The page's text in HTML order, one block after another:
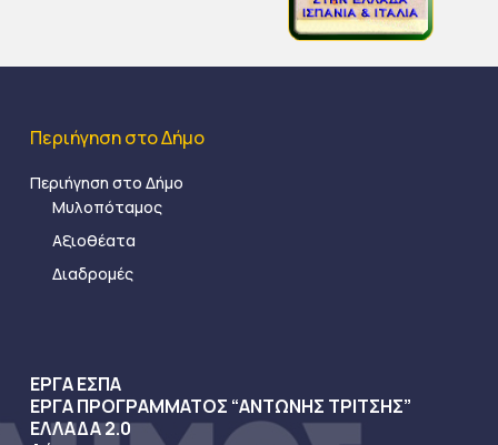
Περιήγηση στο Δήμο
Περιήγηση στο Δήμο
Μυλοπόταμος
Αξιοθέατα
Διαδρομές
ΕΡΓΑ ΕΣΠΑ
ΕΡΓΑ ΠΡΟΓΡΑΜΜΑΤΟΣ “ΑΝΤΩΝΗΣ ΤΡΙΤΣΗΣ”
ΕΛΛΑΔΑ 2.0